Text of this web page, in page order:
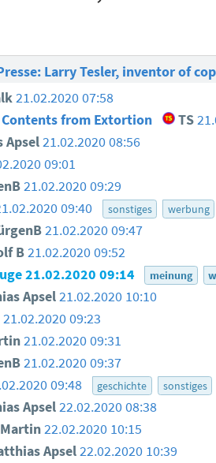
Larry Tesler, inventor of
21.02.2020 07:58
from Extortion TS
21.02.2020 08:56
09:01
21.02.2020 09:29
09:40 sonstiges werbung
21.02.2020 09:47
B21.02.2020 09:52
21.02.2020 09:14 meinung
Apsel21.02.2020 10:10
21.02.2020 09:23
21.02.2020 09:31
21.02.2020 09:37
09:48 geschichte sonstiges
Apsel22.02.2020 08:38
22.02.2020 10:15
Apsel22.02.2020 10:39